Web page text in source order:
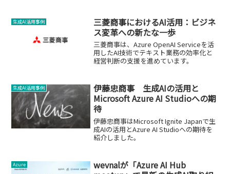
生成AI活用事例
三菱商事におけるAI活用：ビジネ
ス変革への新たな一歩
三菱商事は、Azure OpenAI Serviceを活
用したAI技術でテキスト業務の効率化と
経営判断の支援を進めています。
生成AI活用事例
伊藤忠商事 生成AIの活用と
Microsoft Azure AI Studioへの期
待
伊藤忠商事はMicrosoft Ignite Japanで生
成AIの活用とAzure AI Studioへの期待を
紹介しました。
Azure
wevnalが「Azure AI Hub